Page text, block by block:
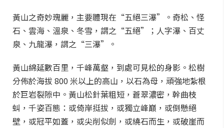
黃山之奇妙瑰麗，主要體現在“五絕三瀑”。奇松、怪
石、雲海、溫泉、冬雪，謂之“五絕”；人字瀑、百丈
泉、九龍瀑，謂之“三瀑”。
黃山綿延數百里，千峰萬壑，到處可見松的身影。松樹
分佈於海拔 800 米以上的高山，以石為母，頑強地紮根
於巨岩裂隙中。黃山松針葉粗短，蒼翠濃密，幹曲枝
虯，千姿百態：或倚岸挺拔，或獨立峰巔，或倒懸絕
壁，或冠平如蓋，或尖削似劍，或繞石而生，或破崖而